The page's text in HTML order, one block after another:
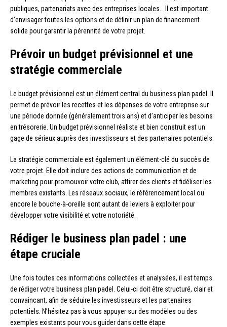
publiques, partenariats avec des entreprises locales… Il est important
d’envisager toutes les options et de définir un plan de financement
solide pour garantir la pérennité de votre projet.
Prévoir un budget prévisionnel et une
stratégie commerciale
Le budget prévisionnel est un élément central du business plan padel. Il
permet de prévoir les recettes et les dépenses de votre entreprise sur
une période donnée (généralement trois ans) et d’anticiper les besoins
en trésorerie. Un budget prévisionnel réaliste et bien construit est un
gage de sérieux auprès des investisseurs et des partenaires potentiels.
La stratégie commerciale est également un élément-clé du succès de
votre projet. Elle doit inclure des actions de communication et de
marketing pour promouvoir votre club, attirer des clients et fidéliser les
membres existants. Les réseaux sociaux, le référencement local ou
encore le bouche-à-oreille sont autant de leviers à exploiter pour
développer votre visibilité et votre notoriété.
Rédiger le business plan padel : une
étape cruciale
Une fois toutes ces informations collectées et analysées, il est temps
de rédiger votre business plan padel. Celui-ci doit être structuré, clair et
convaincant, afin de séduire les investisseurs et les partenaires
potentiels. N’hésitez pas à vous appuyer sur des modèles ou des
exemples existants pour vous guider dans cette étape.